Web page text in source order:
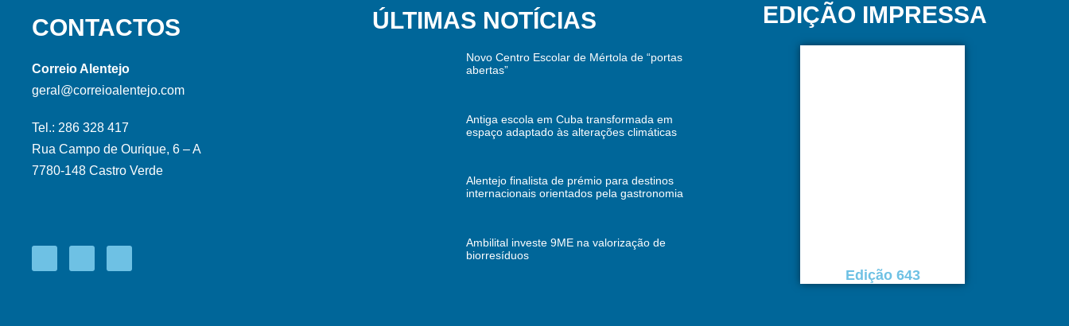
CONTACTOS
Correio Alentejo
geral@correioalentejo.com
Tel.: 286 328 417
Rua Campo de Ourique, 6 – A
7780-148 Castro Verde
ÚLTIMAS NOTÍCIAS
Novo Centro Escolar de Mértola de “portas
abertas”
Antiga escola em Cuba transformada em
espaço adaptado às alterações climáticas
Alentejo finalista de prémio para destinos
internacionais orientados pela gastronomia
Ambilital investe 9ME na valorização de
biorresíduos
EDIÇÃO IMPRESSA
Edição 643